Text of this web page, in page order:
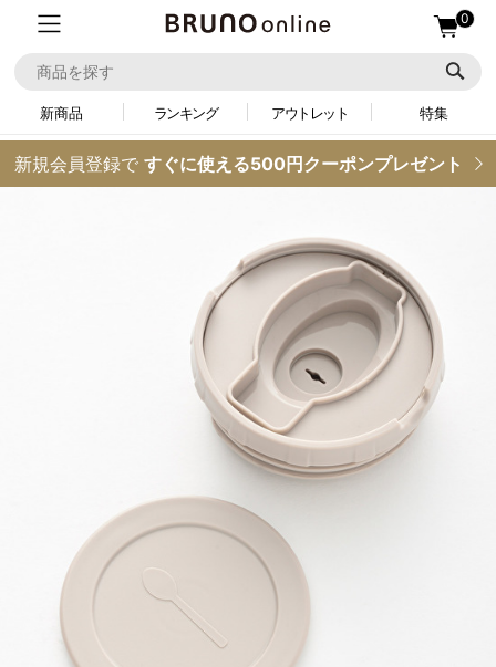
0
新商品 ランキング アウトレット 特集
新規会員登録で すぐに使える500円クーポンプレゼント